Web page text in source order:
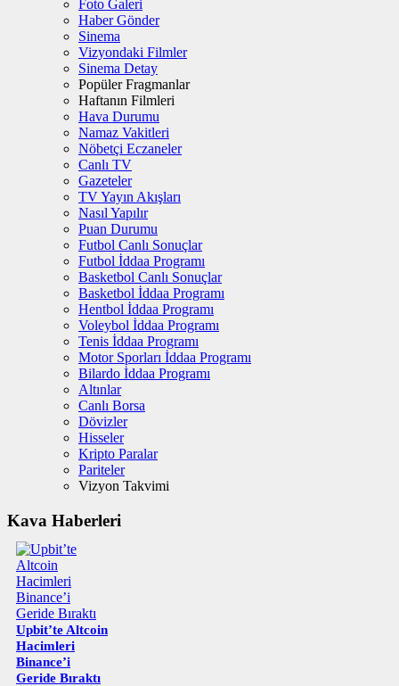
Foto Galeri
Haber Gönder
Sinema
Vizyondaki Filmler
Sinema Detay
Popüler Fragmanlar
Haftanın Filmleri
Hava Durumu
Namaz Vakitleri
Nöbetçi Eczaneler
Canlı TV
Gazeteler
TV Yayın Akışları
Nasıl Yapılır
Puan Durumu
Futbol Canlı Sonuçlar
Futbol İddaa Programı
Basketbol Canlı Sonuçlar
Basketbol İddaa Programı
Hentbol İddaa Programı
Voleybol İddaa Programı
Tenis İddaa Programı
Motor Sporları İddaa Programı
Bilardo İddaa Programı
Altınlar
Canlı Borsa
Dövizler
Hisseler
Kripto Paralar
Pariteler
Vizyon Takvimi
Kava Haberleri
Upbit’te Altcoin
Hacimleri
Binance’i
Geride Bıraktı